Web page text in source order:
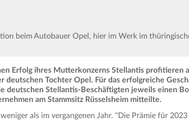
beim Autobauer Opel, hier im Werk im
Erfolg ihres Mutterkonzerns Stellantis profitieren
deutschen Tochter Opel. Für das erfolgreiche
deutschen Stellantis-Beschäftigten jeweils einen
am Stammsitz Rüsselsheim mitteilte.
als im vergangenen Jahr. "Die Prämie für